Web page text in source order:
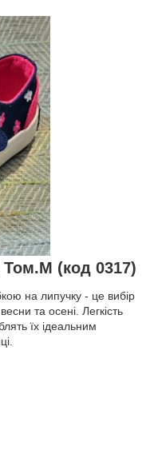
Том.М (код 0317)
на липучку - це вибір
та осені. Легкість
їх ідеальним